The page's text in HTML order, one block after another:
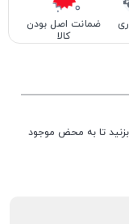
ضمانت اصل بودن
کالا
بزنید تا به محض موجود